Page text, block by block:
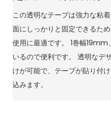
この透明なテープは強力な粘
面にしっかりと固定できるた
使用に最適です。 1巻幅
いるので便利です。 透明なデ
けが可能で、テープが貼り付
込みます。